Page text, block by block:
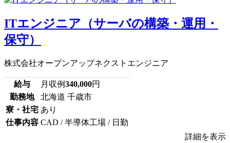
ITエンジニア（サーバの構築・運用・
保守）
株式会社オープンアップネクストエンジニア
給与 月収例340,000円
勤務地
北海道 千歳市
寮・社宅 あり
仕事内容 CAD / 半導体工場 / 日勤
詳細を表示